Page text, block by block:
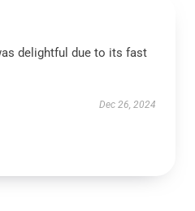
delightful due to its fast
Dec 26, 2024